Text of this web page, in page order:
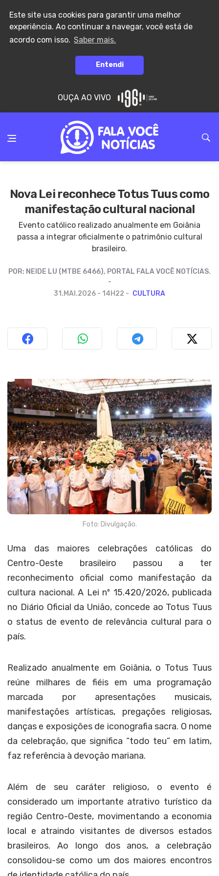
Este site usa cookies para garantir uma melhor
experiência. Ao continuar a navegar, você está de
acordo com isso. Saber mais.
Entendi
OUÇA AO VIVO
Nova Lei reconhece Totus Tuus como
manifestação cultural nacional
Evento católico realizado anualmente em Goiânia
passa a integrar oficialmente o patrimônio cultural
brasileiro.
POR: NEIDE LU (MTBE 6466), PORTAL FALA VOCÊ NOTÍCIAS.
31.MAI.2026 - 14H22 CULTURA
Foto: Divulgação.
Uma das maiores celebrações católicas do
Centro-Oeste brasileiro passou a ter
reconhecimento oficial como manifestação da
cultura nacional. A Lei nº 15.420/2026, publicada
no Diário Oficial da União, concede ao Totus Tuus
o status de evento de relevância cultural para o
país.
Realizado anualmente em Goiânia, o Totus Tuus
reúne milhares de fiéis em uma programação
marcada por apresentações musicais,
manifestações artísticas, pregações religiosas,
danças e exposições de iconografia sacra. O nome
da celebração, que significa “todo teu” em latim,
faz referência à devoção mariana.
Além de seu caráter religioso, o evento é
considerado um importante atrativo turístico da
região Centro-Oeste, movimentando a economia
local e atraindo visitantes de diversos estados
brasileiros. Ao longo dos anos, a celebração
consolidou-se como um dos maiores encontros